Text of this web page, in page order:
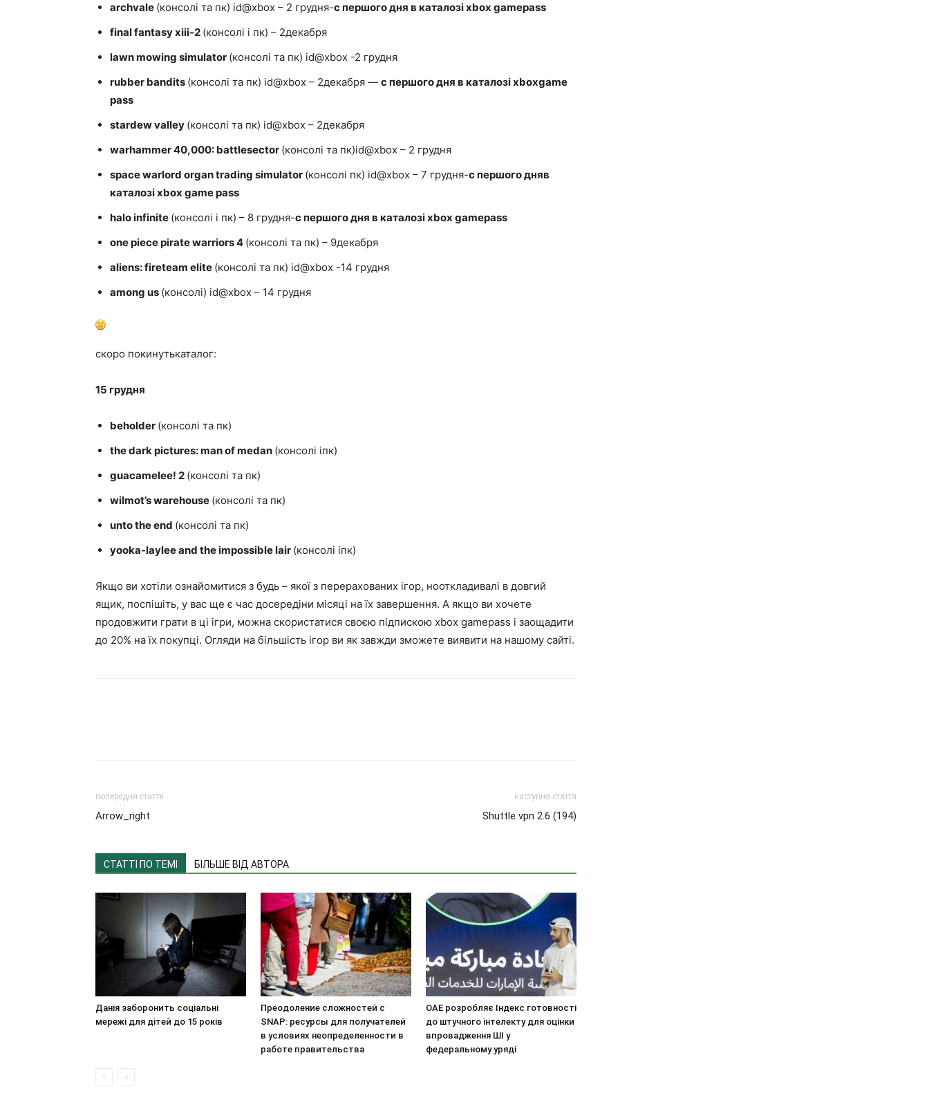
archvale (консолі та пк) id@xbox – 2 грудня-c першого дня в каталозі xbox gamepass
final fantasy xiii-2 (консолі і пк) – 2декабря
lawn mowing simulator (консолі та пк) id@xbox -2 грудня
rubber bandits (консолі та пк) id@xbox – 2декабря — c першого дня в каталозі xboxgame
pass
stardew valley (консолі та пк) id@xbox – 2декабря
warhammer 40,000: battlesector (консолі та пк)id@xbox – 2 грудня
space warlord organ trading simulator (консолі пк) id@xbox – 7 грудня-c першого дняв
каталозі xbox game pass
halo infinite (консолі і пк) – 8 грудня-c першого дня в каталозі xbox gamepass
one piece pirate warriors 4 (консолі та пк) – 9декабря
aliens: fireteam elite (консолі та пк) id@xbox -14 грудня
among us (консолі) id@xbox – 14 грудня
скоро покинутькаталог:
15 грудня
beholder (консолі та пк)
the dark pictures: man of medan (консолі іпк)
guacamelee! 2 (консолі та пк)
wilmot’s warehouse (консолі та пк)
unto the end (консолі та пк)
yooka-laylee and the impossible lair (консолі іпк)
Якщо ви хотіли ознайомитися з будь – якої з перерахованих ігор, нооткладивалі в довгий
ящик, поспішіть, у вас ще є час досередіни місяці на їх завершення. А якщо ви хочете
продовжити грати в ці ігри, можна скористатися своєю підпискою xbox gamepass і заощадити
до 20% на їх покупці. Огляди на більшість ігор ви як завжди зможете виявити на нашому сайті.
попередня стаття
Arrow_right
наступна стаття
Shuttle vpn 2.6 (194)
СТАТТІ ПО ТЕМІ БІЛЬШЕ ВІД АВТОРА
Данія заборонить соціальні
мережі для дітей до 15 років
Преодоление сложностей с
SNAP: ресурсы для получателей
в условиях неопределенности в
работе правительства
ОАЕ розробляє Індекс готовності
до штучного інтелекту для оцінки
впровадження ШІ у
федеральному уряді